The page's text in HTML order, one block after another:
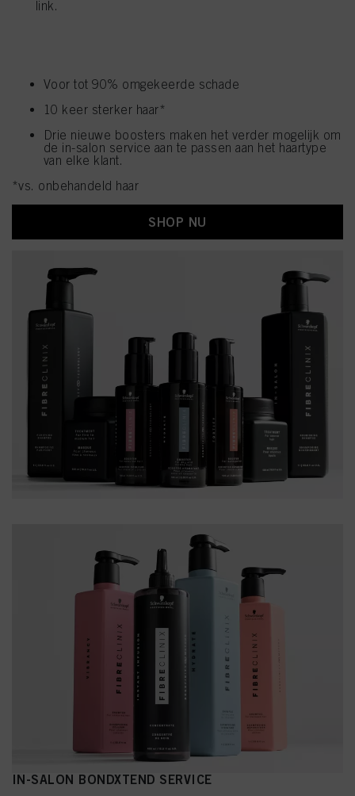
BONDFINITY TECHNOLOGIE
Voor tot 90% omgekeerde schade
10 keer sterker haar*
Drie nieuwe boosters maken het verder mogelijk om
de in-salon service aan te passen aan het haartype
van elke klant.
*vs. onbehandeld haar
SHOP NU
IN-SALON BONDXTEND SERVICE
link.